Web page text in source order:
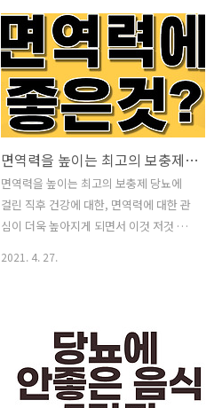
라 불안한 맘이 가득했던 것도 사실이네
요. 생선회, 해조류, 채소 등으로 식이요
법 및 식후 운동으로 꾸준히 관리했습니
다. 생선회의 좋은점은 너무나 많지요.
kfem.or.kr/?p=20088 생선회 DHA등
“특별한 영양소 많아요” 미국 유럽 등에
서 건강식으로 각광 받아 영양소〓생선회
는 단백질 18∼20%, 수분 70%, 지방과
무기질(요오드 칼륨 인) 비타민 등으로 구
성돼 있다. 생선에는 10% 정도의 지방이
함유돼 있는데…. [ kfem.or.kr 당화혈색
면역력을 높이는 최고의 보충제는 무엇일까요?
면역력을 높이는 최고의 보충제 당뇨에
걸린 직후 건강에 대한, 면역력에 대한 관
심이 더욱 높아지게 되면서 이것 저것 공
아보도록 하겠습니다. 면역 체계는 복잡
하고 강력한 방어선입니다. 이물질로부터
신체를 보호 할 수 있습니다. 면역 체계 기
능의 불균형은 감염, 알레르기 및자가 면
2021. 4. 27.